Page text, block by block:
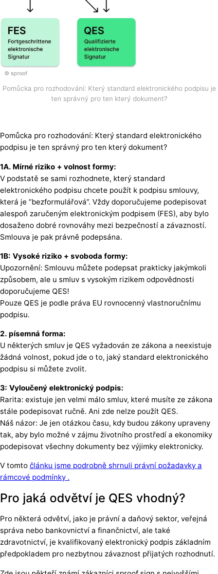
Pomůcka pro rozhodování: Který standard elektronického podpisu je
ten správný pro ten který dokument?
Pomůcka pro rozhodování: Který standard elektronického
podpisu je ten správný pro ten který dokument?
1A. Mírné riziko + volnost formy:
V podstatě se sami rozhodnete, který standard
elektronického podpisu chcete použít k podpisu smlouvy,
která je “bezformulářová”. Vždy doporučujeme podepisovat
alespoň zaručeným elektronickým podpisem (FES), aby bylo
dosaženo dobré rovnováhy mezi bezpečností a závazností.
Smlouva je pak právně podepsána.
1B: Vysoké riziko + svoboda formy:
Upozornění: Smlouvu můžete podepsat prakticky jakýmkoli
způsobem, ale u smluv s vysokým rizikem odpovědnosti
doporučujeme QES!
Pouze QES je podle práva EU rovnocenný vlastnoručnímu
podpisu.
2. písemná forma:
U některých smluv je QES vyžadován ze zákona a neexistuje
žádná volnost, pokud jde o to, jaký standard elektronického
podpisu si můžete zvolit.
3: Vyloučený elektronický podpis:
Rarita: existuje jen velmi málo smluv, které musíte ze zákona
stále podepisovat ručně. Ani zde nelze použít QES.
Náš názor: Je jen otázkou času, kdy budou zákony upraveny
tak, aby bylo možné v zájmu životního prostředí a ekonomiky
podepisovat všechny dokumenty bez výjimky elektronicky.
V tomto článku jsme podrobně shrnuli právní požadavky a
rámcové podmínky .
Pro jaká odvětví je QES vhodný?
Pro některá odvětví, jako je právní a daňový sektor, veřejná
správa nebo bankovnictví a finančnictví, ale také
zdravotnictví, je kvalifikovaný elektronický podpis základním
předpokladem pro nezbytnou závaznost přijatých rozhodnutí.